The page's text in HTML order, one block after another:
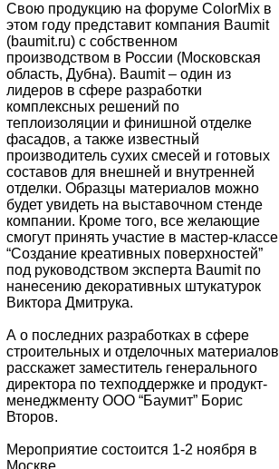
Свою продукцию на форуме СolorMix в
этом году представит компания Baumit
(baumit.ru) c собственном
производством в России (Московская
область, Дубна). Baumit – один из
лидеров в сфере разработки
комплексных решений по
теплоизоляции и финишной отделке
фасадов, а также известный
производитель сухих смесей и готовых
составов для внешней и внутренней
отделки. Образцы материалов можно
будет увидеть на выставочном стенде
компании. Кроме того, все желающие
смогут принять участие в мастер-классе
“Создание креативных поверхностей”
под руководством эксперта Baumit по
нанесению декоративных штукатурок
Виктора Дмитрука.
А о последних разработках в сфере
строительных и отделочных материалов
расскажет заместитель генерального
директора по техподдержке и продукт-
менеджменту ООО “Баумит” Борис
Второв.
Мероприятие состоится 1-2 ноября в
Москве.